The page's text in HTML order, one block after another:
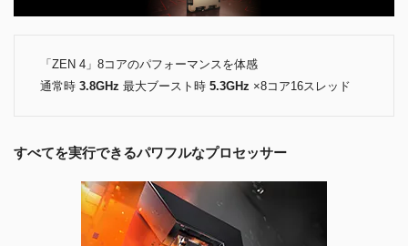
「ZEN 4」8コアのパフォーマンスを体感
通常時 3.8GHz 最大ブースト時 5.3GHz ×8コア16スレッド
すべてを実行できるパワフルなプロセッサー